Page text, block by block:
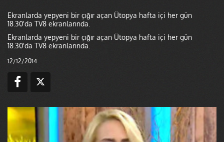
Ekranlarda yepyeni bir çığır açan Ütopya hafta içi her gün
18.30'da TV8 ekranlarında.
Ekranlarda yepyeni bir çığır açan Ütopya hafta içi her gün
18.30'da TV8 ekranlarında.
12/12/2014